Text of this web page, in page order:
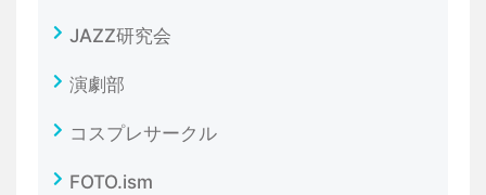
JAZZ研究会
演劇部
コスプレサークル
FOTO.ism